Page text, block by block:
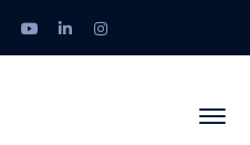
Youtube
Profile
LinkedIn
ProfileProfile